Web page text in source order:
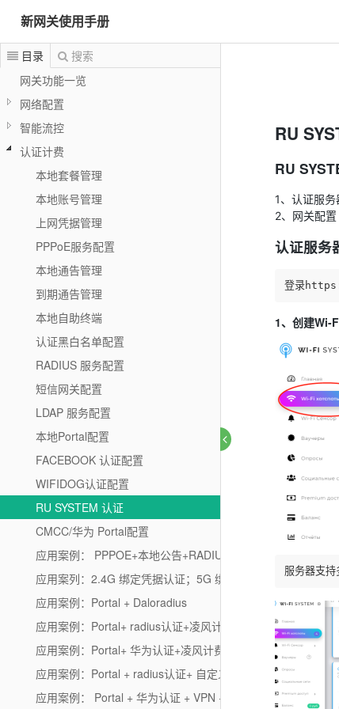
新网关使用手册
目录
搜索
网关功能一览
网络配置
智能流控
认证计费
本地套餐管理
本地账号管理
上网凭据管理
PPPoE服务配置
本地通告管理
到期通告管理
本地自助终端
认证黑白名单配置
RADIUS 服务配置
短信网关配置
LDAP 服务配置
本地Portal配置
FACEBOOK 认证配置
WIFIDOG认证配置
RU SYSTEM 认证
CMCC/华为 Portal配置
应用案例： PPPOE+本地公告+RADIUS认证
应用案列：2.4G 绑定凭据认证；5G 绑定Facebook认证
应用案例：Portal + Daloradius
应用案例：Portal+ radius认证+凌风计费
应用案例：Portal+ 华为认证+凌风计费
应用案例：Portal + radius认证+ 自定义模板
应用案例： Portal + 华为认证 + VPN + 凌风计费
RU
RU
1、认证服务
2、网关配置
认证服务
登录
1、创建Wi-
服务器支持